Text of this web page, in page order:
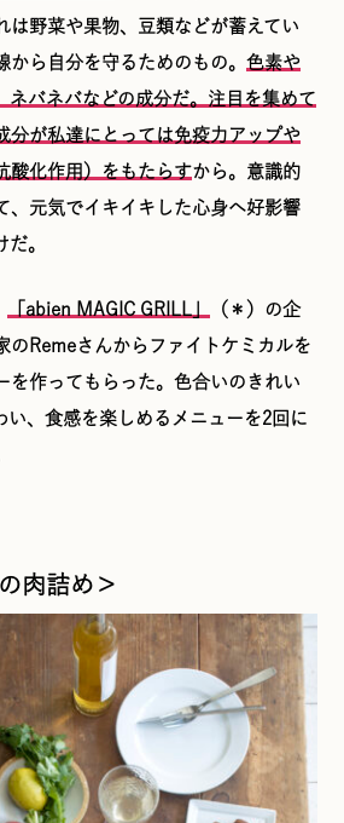
は野菜や果物、豆類などが蓄えてい
から自分を守るためのもの。色素や
ネバネバなどの成分だ。注目を集めて
分が私達にとっては免疫力アップや
酸化作用）をもたらすから。意識的
、元気でイキイキした心身へ好影響
。
「abien MAGIC GRILL」
（＊）の企
のRemeさんからファイトケミカルを
を作ってもらった。色合いのきれい
い、食感を楽しめるメニューを2回に
肉詰め＞